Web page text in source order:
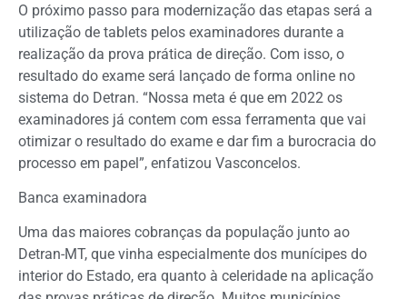
O próximo passo para modernização das etapas será a
utilização de tablets pelos examinadores durante a
realização da prova prática de direção. Com isso, o
resultado do exame será lançado de forma online no
sistema do Detran. “Nossa meta é que em 2022 os
examinadores já contem com essa ferramenta que vai
otimizar o resultado do exame e dar fim a burocracia do
processo em papel”, enfatizou Vasconcelos.
Banca examinadora
Uma das maiores cobranças da população junto ao
Detran-MT, que vinha especialmente dos munícipes do
interior do Estado, era quanto à celeridade na aplicação